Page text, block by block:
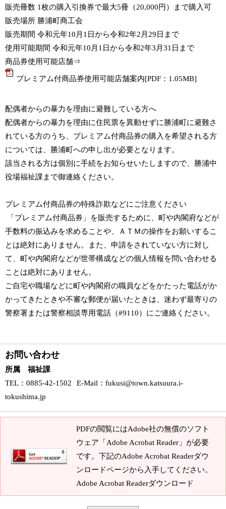
販売冊数 1枚の購入引換券で最大5冊（20,000円）まで購入可
販売場所 勝浦町商工会
販売期間 令和元年10月1日から令和2年2月29日まで
使用可能期間 令和元年10月1日から令和2年3月31日まで
商品券使用可能店舗⇒
プレミアム付商品券使用可能店舗案内[PDF：1.05MB]
配偶者からの暴力を理由に避難している方へ
配偶者からの暴力を理由に住民票を異動せずに勝浦町に避難さ
れている方のうち、プレミアム付商品券の購入を希望される方
については、勝浦町への申し出が必要となります。
該当される方は個別に手続をお知らせいたしますので、勝浦中
役場福祉課まで御連絡ください。
プレミアム付商品券の特殊詐欺などにご注意ください
「プレミアム付商品券」を販売するために、町や内閣府などが
手数料の振込みを求めることや、ＡＴＭの操作をお願いするこ
とは絶対にありません。また、申請をされていない方に対し
て、町や内閣府などが世帯構成などの個人情報を問い合わせる
ことは絶対にありません。
ご自宅や職場などに町や内閣府の職員などをかたった電話がか
かってきたときや不審な郵便が届いたときは、迷わず最寄りの
警察署または警察相談専用電話（#9110）にご連絡ください。
お問い合わせ
所属 福祉課
TEL ：0885-42-1502 E-Mail ： fukusi@town.katsuura.i-
tokushima.jp
PDFの閲覧にはAdobe社の無償のソフト
ウェア「Adobe Acrobat Reader」が必要
です。下記のAdobe Acrobat Readerダウ
ンロードページから入手してください。
Adobe Acrobat Readerダウンロード